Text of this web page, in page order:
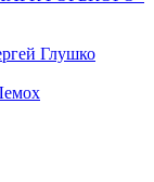
Глушко